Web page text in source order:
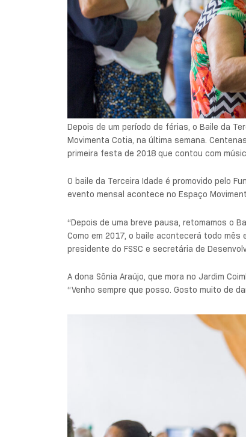
Depois de um período de férias, o Baile da
Movimenta Cotia, na última semana.
primeira festa de 2018 que contou com
O baile da Terceira Idade é promovido pelo
evento mensal acontece no Espaço
“Depois de uma breve pausa, retomamos o
Como em 2017, o baile acontecerá todo
presidente do FSSC e secretária de
A dona Sônia Araújo, que mora no Jardim
“Venho sempre que posso. Gosto muito de